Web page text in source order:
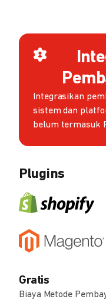
Integrasikan
sistem dan
belum termasuk
Plugins
Gratis
Biaya Metode